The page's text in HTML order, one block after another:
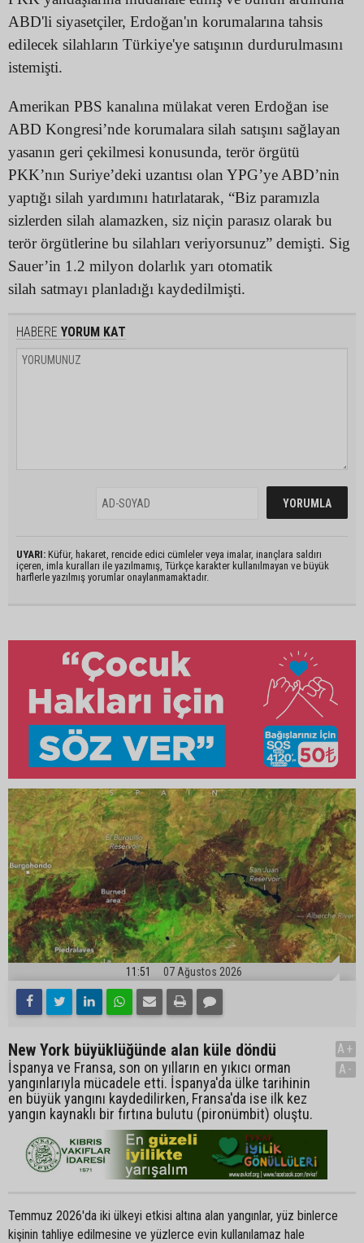
ABD'li siyasetçiler, Erdoğan'ın korumalarına tahsis
edilecek silahların Türkiye'ye satışının durdurulmasını
istemişti.
Amerikan PBS kanalına mülakat veren Erdoğan ise
ABD Kongresi’nde korumalara silah satışını sağlayan
yasanın geri çekilmesi konusunda, terör örgütü
PKK’nın Suriye’deki uzantısı olan YPG’ye ABD’nin
yaptığı silah yardımını hatırlatarak, “Biz paramızla
sizlerden silah alamazken, siz niçin parasız olarak bu
terör örgütlerine bu silahları veriyorsunuz” demişti. Sig
Sauer’in 1.2 milyon dolarlık yarı otomatik
silah satmayı planladığı kaydedilmişti.
HABERE YORUM KAT
UYARI: Küfür, hakaret, rencide edici cümleler veya imalar, inançlara saldırı
içeren, imla kuralları ile yazılmamış, Türkçe karakter kullanılmayan ve büyük
harflerle yazılmış yorumlar onaylanmamaktadır.
11:51 07 Ağustos 2026
New York büyüklüğünde alan küle döndü
İspanya ve Fransa, son on yılların en yıkıcı orman
yangınlarıyla mücadele etti. İspanya'da ülke tarihinin
en büyük yangını kaydedilirken, Fransa'da ise ilk kez
yangın kaynaklı bir fırtına bulutu (pironümbit) oluştu.
A+
A-
Temmuz 2026'da iki ülkeyi etkisi altına alan yangınlar, yüz binlerce
kişinin tahliye edilmesine ve yüzlerce evin kullanılamaz hale